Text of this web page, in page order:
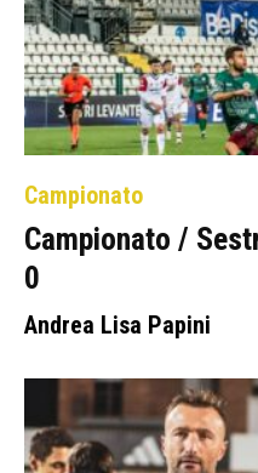
Campionato
Campionato /
0
Andrea Lisa Papini